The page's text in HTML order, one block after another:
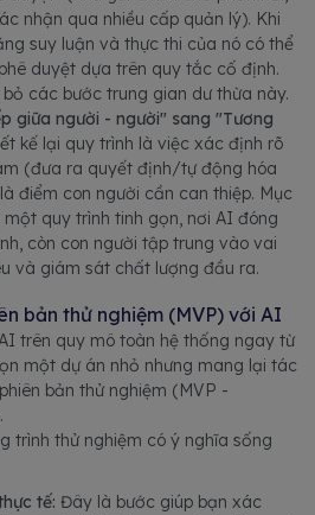
nhận qua nhiều cấp quản lý). Khi
suy luận và thực thi của nó có thể
duyệt dựa trên quy tắc cố định.
các bước trung gian dư thừa này.
giữa người - người" sang "Tương
kế lại quy trình là việc xác định rõ
(đưa ra quyết định/tự động hóa
điểm con người cần can thiệp. Mục
quy trình tinh gọn, nơi AI đóng
còn con người tập trung vào vai
và giám sát chất lượng đầu ra.
bản thử nghiệm (MVP) với AI
trên quy mô toàn hệ thống ngay từ
một dự án nhỏ nhưng mang lại tác
bản thử nghiệm (MVP -
trình thử nghiệm có ý nghĩa sống
tế: Đây là bước giúp bạn xác